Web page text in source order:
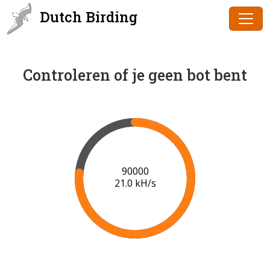
Dutch Birding
Controleren of je geen bot bent
91000
21.0 kH/s